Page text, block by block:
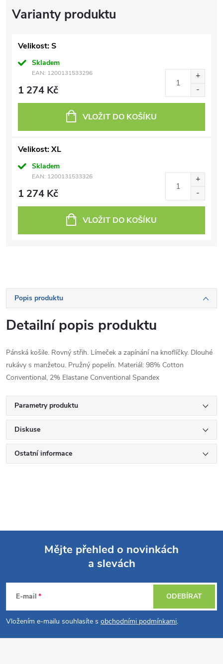
Velikost: S
Skladem
EAN: 1200131533296
1 274 Kč
VLOŽIT DO KOŠÍKU
Velikost: XL
Skladem
EAN: 1200131533326
1 274 Kč
VLOŽIT DO KOŠÍKU
Popis produktu
Detailní popis produktu
Pánská košile. Rovný střih. Límeček a zapínání na knoflíčky. Dlouhé
rukávy s manžetou. Pružný popelín. Materiál: 98% Cotton
Conventional, 2% Elastane Conventional Spandex
Parametry produktu
Diskuse
Ostatní informace
p
a
Mějte přehled o novinkách
a slevách
E-mail
Vložením e-mailu souhlasíte s obchodními podmínkami.
ODEBÍRAT